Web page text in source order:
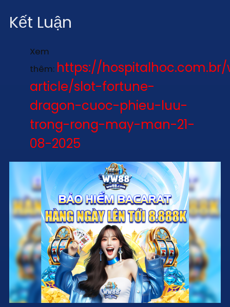
Kết Luận
Xem
thêm: https://
article/slot-fortune-
dragon-cuoc-phieu-luu-
trong-rong-may-man-21-
08-2025